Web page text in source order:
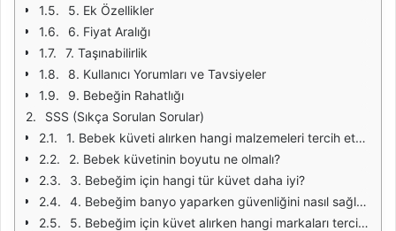
5. Ek Özellikler
6. Fiyat Aralığı
7. Taşınabilirlik
8. Kullanıcı Yorumları ve Tavsiyeler
9. Bebeğin Rahatlığı
SSS (Sıkça Sorulan Sorular)
1. Bebek küveti alırken hangi malzemeleri tercih etmeliyim?
2. Bebek küvetinin boyutu ne olmalı?
3. Bebeğim için hangi tür küvet daha iyi?
4. Bebeğim banyo yaparken güvenliğini nasıl sağlayabilirim?
5. Bebeğim için küvet alırken hangi markaları tercih etmeliyim?